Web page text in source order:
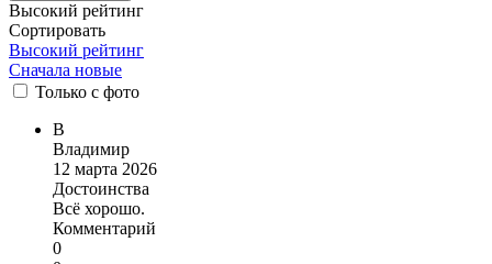
Высокий рейтинг
Сортировать
Высокий рейтинг
Сначала новые
Только с фото
В
Владимир
12 марта 2026
Достоинства
Всё хорошо.
Комментарий
0